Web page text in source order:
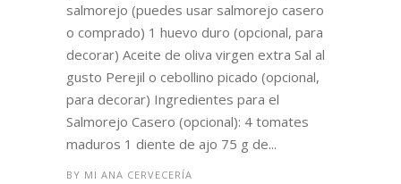
salmorejo (puedes usar salmorejo casero
o comprado) 1 huevo duro (opcional, para
decorar) Aceite de oliva virgen extra Sal al
gusto Perejil o cebollino picado (opcional,
para decorar) Ingredientes para el
Salmorejo Casero (opcional): 4 tomates
maduros 1 diente de ajo 75 g de...
BY MI ANA CERVECERÍA